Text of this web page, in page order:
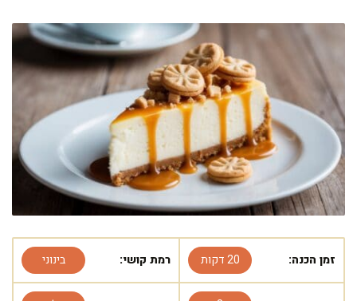
זמן הכנה: 20 דקות רמת קושי: בינוני